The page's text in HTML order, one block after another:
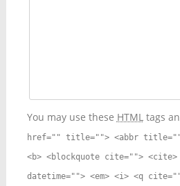
You may use these HTMLtags
href="" title=""> <abbr
<b> <blockquote cite=""> <cite>
datetime=""> <em> <i> <q